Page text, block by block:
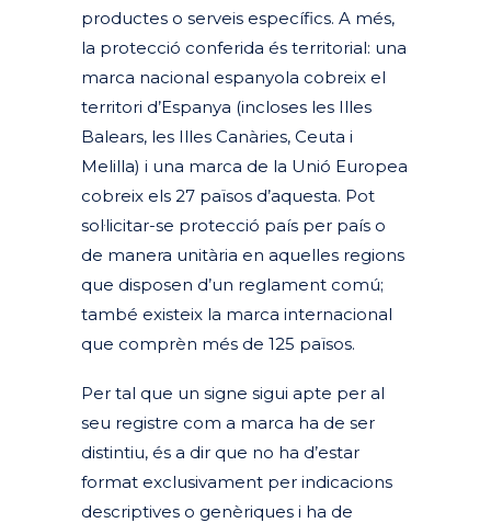
productes o serveis específics. A més,
la protecció conferida és territorial: una
marca nacional espanyola cobreix el
territori d’Espanya (incloses les Illes
Balears, les Illes Canàries, Ceuta i
Melilla) i una marca de la Unió Europea
cobreix els 27 països d’aquesta. Pot
sol·licitar-se protecció país per país o
de manera unitària en aquelles regions
que disposen d’un reglament comú;
també existeix la marca internacional
que comprèn més de 125 països.
Per tal que un signe sigui apte per al
seu registre com a marca ha de ser
distintiu, és a dir que no ha d’estar
format exclusivament per indicacions
descriptives o genèriques i ha de